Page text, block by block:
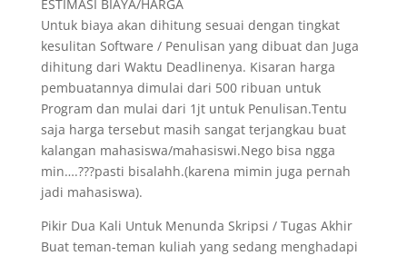
ESTIMASI BIAYA/HARGA
Untuk biaya akan dihitung sesuai dengan tingkat
kesulitan Software / Penulisan yang dibuat dan Juga
dihitung dari Waktu Deadlinenya. Kisaran harga
pembuatannya dimulai dari 500 ribuan untuk
Program dan mulai dari 1jt untuk Penulisan.Tentu
saja harga tersebut masih sangat terjangkau buat
kalangan mahasiswa/mahasiswi.Nego bisa ngga
min….???pasti bisalahh.(karena mimin juga pernah
jadi mahasiswa).
Pikir Dua Kali Untuk Menunda Skripsi / Tugas Akhir
Buat teman-teman kuliah yang sedang menghadapi